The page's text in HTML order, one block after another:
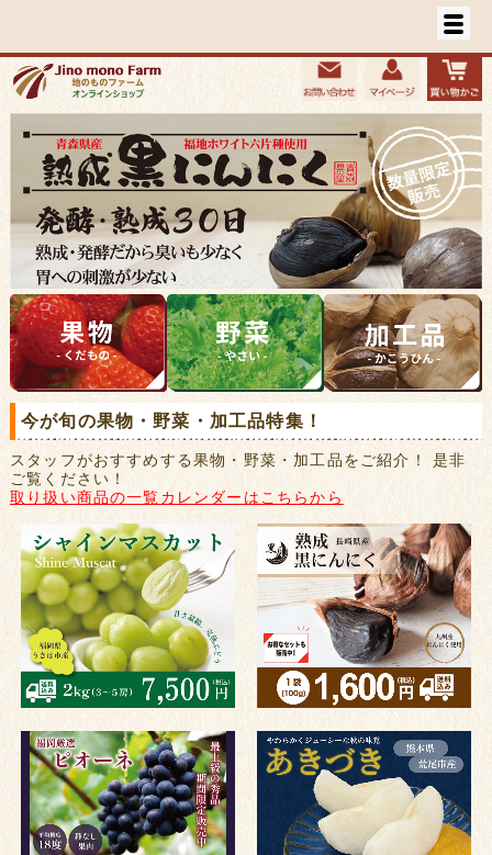
今が旬の果物・野菜・加工品特集！
スタッフがおすすめする果物・野菜・加工品をご紹介！ 是非
ご覧ください！
取り扱い商品の一覧カレンダーはこちらから